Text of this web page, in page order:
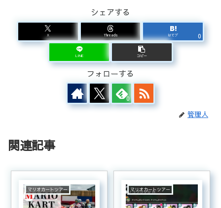
シェアする
X Threads はてブ 0
LINE コピー
フォローする
0
管理人
関連記事
マリオカートツアー マリオカートツアー